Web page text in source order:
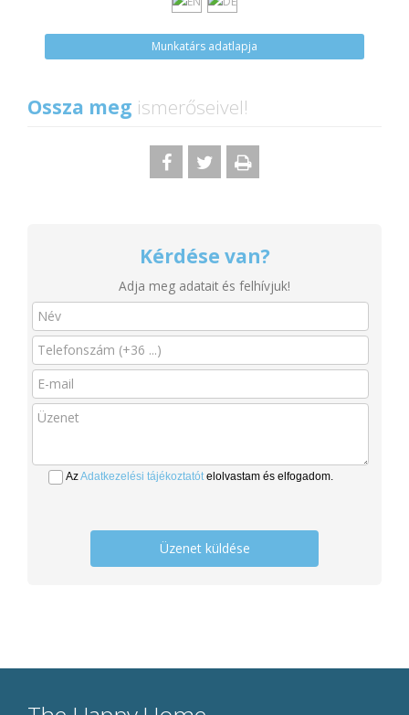
Munkatárs adatlapja
Ossza meg ismerőseivel!
Kérdése van?
Adja meg adatait és felhívjuk!
AzAdatkezelési tájékoztatótelolvastam és elfogadom.
Üzenet küldése